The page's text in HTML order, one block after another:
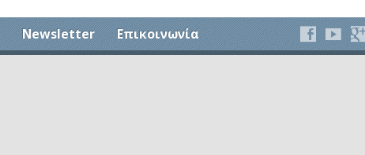
Newsletter Επικοινωνία